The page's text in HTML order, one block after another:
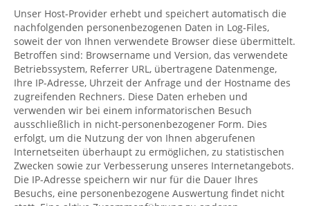
Unser Host-Provider erhebt und speichert automatisch die
nachfolgenden personenbezogenen Daten in Log-Files,
soweit der von Ihnen verwendete Browser diese übermittelt.
Betroffen sind: Browsername und Version, das verwendete
Betriebssystem, Referrer URL, übertragene Datenmenge,
Ihre IP-Adresse, Uhrzeit der Anfrage und der Hostname des
zugreifenden Rechners. Diese Daten erheben und
verwenden wir bei einem informatorischen Besuch
ausschließlich in nicht-personenbezogener Form. Dies
erfolgt, um die Nutzung der von Ihnen abgerufenen
Internetseiten überhaupt zu ermöglichen, zu statistischen
Zwecken sowie zur Verbesserung unseres Internetangebots.
Die IP-Adresse speichern wir nur für die Dauer Ihres
Besuchs, eine personenbezogene Auswertung findet nicht